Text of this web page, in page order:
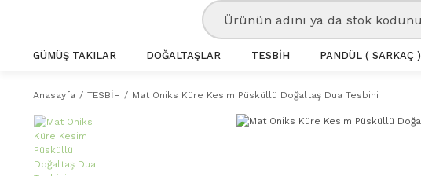
GÜMÜŞ TAKILAR DOĞALTAŞLAR TESBİH PANDÜL ( SARKAÇ )
Anasayfa TESBİH Mat Oniks Küre Kesim Püsküllü Doğaltaş Dua Tesbihi